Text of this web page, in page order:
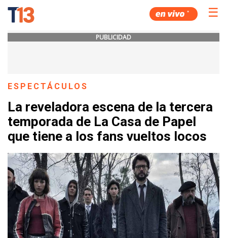
☰
PUBLICIDAD
ESPECTÁCULOS
La reveladora escena de la tercera
temporada de La Casa de Papel
que tiene a los fans vueltos locos